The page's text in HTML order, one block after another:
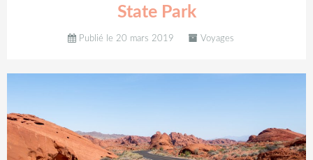
State Park
Publié le 20 mars 2019 Voyages